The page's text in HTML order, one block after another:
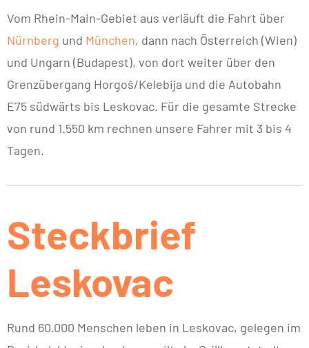
Vom Rhein-Main-Gebiet aus verläuft die Fahrt über
Nürnberg und München, dann nach Österreich (Wien)
und Ungarn (Budapest), von dort weiter über den
Grenzübergang Horgoš/Kelebija und die Autobahn
E75 südwärts bis Leskovac. Für die gesamte Strecke
von rund 1.550 km rechnen unsere Fahrer mit 3 bis 4
Tagen.
Steckbrief
Leskovac
Rund 60.000 Menschen leben in Leskovac, gelegen im